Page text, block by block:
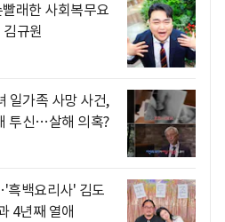
래한 사회복무요
규원
일가족 사망 사건,
투신…살해 의혹?
백요리사' 김도
4년째 열애